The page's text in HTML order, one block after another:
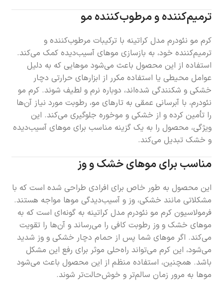
ترمیم‌کننده و مرطوب‌کننده مو
کرم مو نئودرم مدل کراتینه با ترکیبات مرطوب‌کننده و
ترمیم‌کننده خود، به بازسازی موهای آسیب‌دیده کمک می‌کند.
استفاده از این محصول باعث می‌شود موهایی که به دلیل
عوامل محیطی یا استفاده مکرر از ابزارهای حرارتی دچار
خشکی و شکنندگی شده‌اند، دوباره نرم و لطیف شوند. کرم مو
نئودرم، با آبرسانی عمقی به تارهای مو، رطوبت مورد نیاز آن‌ها
را تأمین کرده و از خشکی و موخوره جلوگیری می‌کند. این
ویژگی، محصول را به یک گزینه مناسب برای موهای آسیب‌دیده
و خشک تبدیل می‌کند.
مناسب برای موهای خشک و وز
این محصول به طور خاص برای افرادی طراحی شده است که با
مشکلاتی مانند خشکی، وز و آسیب‌دیدگی موها مواجه هستند.
فرمولاسیون کرم مو نئودرم مدل کراتینه به گونه‌ای است که به
موهای خشک و وز رطوبت کافی را می‌رساند و آن‌ها را تقویت
می‌کند. اگر موهای شما پس از حمام دچار خشکی و وز شدید
می‌شود، این کرم می‌تواند راه‌حلی موثر برای رفع این مشکل
باشد. همچنین، استفاده منظم از این محصول باعث می‌شود
موها به مرور زمان سالم‌تر و خوش‌حالت‌تر شوند.